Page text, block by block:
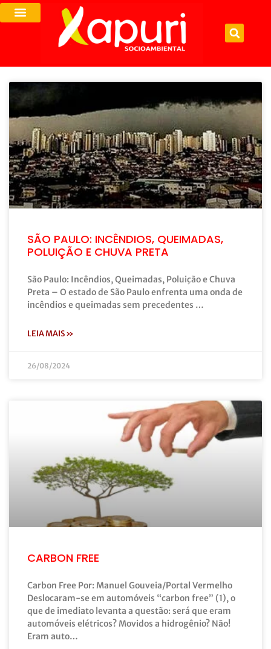
SÃO PAULO: INCÊNDIOS, QUEIMADAS,
POLUIÇÃO E CHUVA PRETA
São Paulo: Incêndios, Queimadas, Poluição e Chuva
Preta – O estado de São Paulo enfrenta uma onda de
incêndios e queimadas sem precedentes …
LEIA MAIS »
26/08/2024
CARBON FREE
Carbon Free Por: Manuel Gouveia/Portal Vermelho
Deslocaram-se em automóveis “carbon free” (1), o
que de imediato levanta a questão: será que eram
automóveis elétricos? Movidos a hidrogênio? Não!
Eram auto…